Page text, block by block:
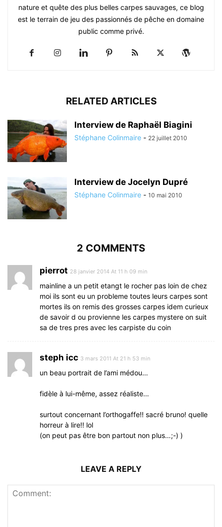
nature et quête des plus belles carpes sauvages, ce blog
est le terrain de jeu des passionnés de pêche en domaine
public comme privé.
RELATED ARTICLES
Interview de Raphaël Biagini
Stéphane Colinmaire - 22 juillet 2010
Interview de Jocelyn Dupré
Stéphane Colinmaire - 10 mai 2010
2 COMMENTS
pierrot 28 janvier 2014 At 11 h 09 min
mainline a un petit etangt le rocher pas loin de chez
moi ils sont eu un probleme toutes leurs carpes sont
mortes ils on remis des grosses carpes idem curieux
de savoir d ou provienne les carpes mystere on suit
sa de tres pres avec les carpiste du coin
steph icc 3 mars 2011 At 21 h 53 min
un beau portrait de l’ami médou…
fidèle à lui-même, assez réaliste…
surtout concernant l’orthogaffe!! sacré bruno! quelle
horreur à lire!! lol
(on peut pas être bon partout non plus…;-) )
LEAVE A REPLY